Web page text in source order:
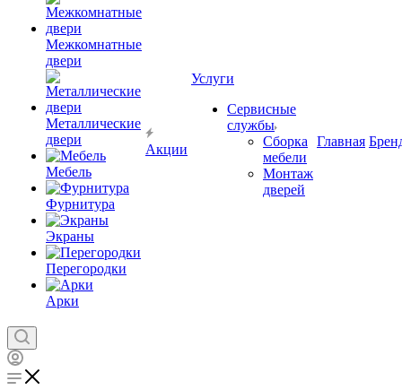
Межкомнатные
двери
Металлические
двери
Мебель
Фурнитура
Экраны
Перегородки
Арки
Акции
Услуги
Сервисные
службы
Сборка
мебели
Монтаж
дверей
Главная